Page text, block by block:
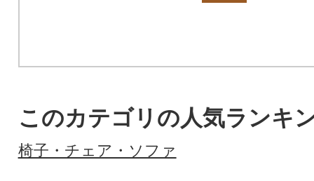
このカテゴリの人気ランキ
椅子・チェア・ソファ